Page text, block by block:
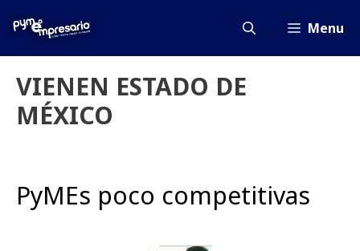
Menu
VIENEN ESTADO DE
MÉXICO
PyMEs poco competitivas